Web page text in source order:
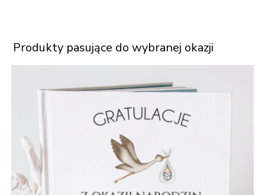
Produkty pasujące do wybranej okazji